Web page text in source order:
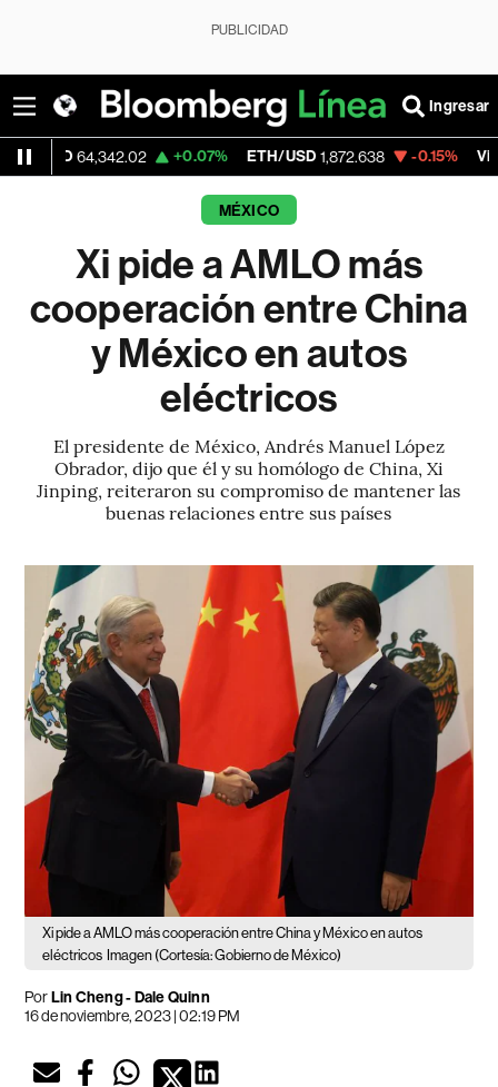
PUBLICIDAD
Ingresar
64,342.02 +0.07% ETH/USD 1,872.638 -0.15% Visa 367.41
MÉXICO
Xi pide a AMLO más
cooperación entre China
y México en autos
eléctricos
El presidente de México, Andrés Manuel López
Obrador, dijo que él y su homólogo de China, Xi
Jinping, reiteraron su compromiso de mantener las
buenas relaciones entre sus países
Xi pide a AMLO más cooperación entre China y México en autos
eléctricos Imagen (Cortesía: Gobierno de México)
PorLin Cheng - Dale Quinn
16 de noviembre, 2023 | 02:19 PM